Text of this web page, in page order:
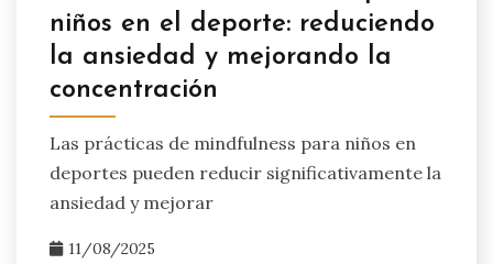
niños en el deporte: reduciendo
la ansiedad y mejorando la
concentración
Las prácticas de mindfulness para niños en
deportes pueden reducir significativamente la
ansiedad y mejorar
11/08/2025